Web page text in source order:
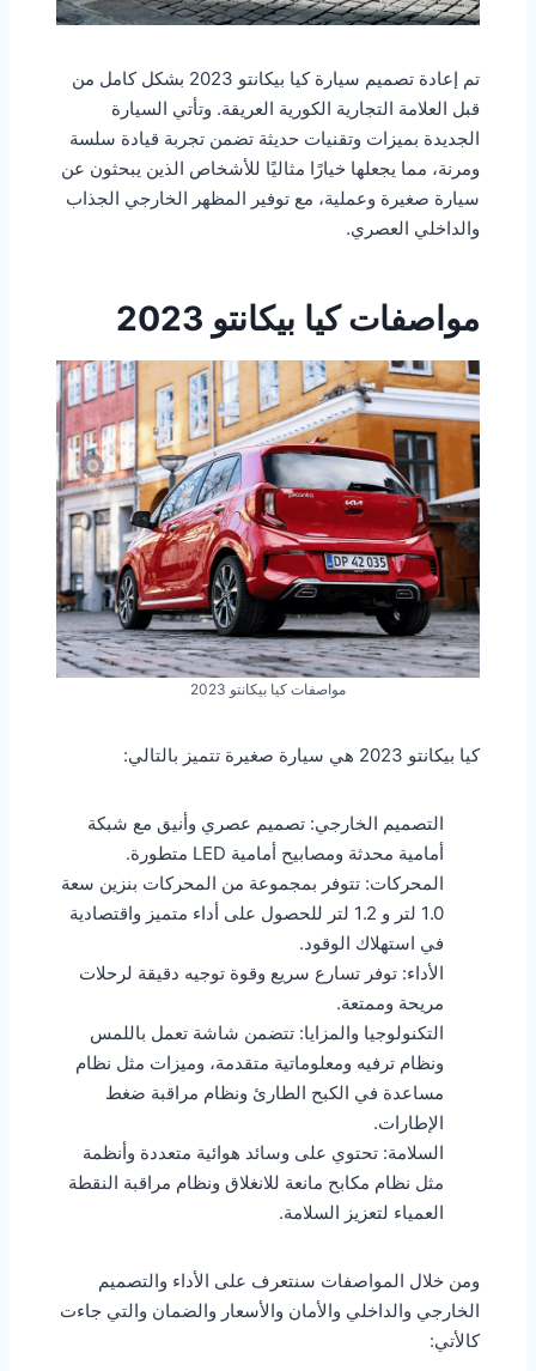
تم إعادة تصميم سيارة كيا بيكانتو 2023 بشكل كامل من
قبل العلامة التجارية الكورية العريقة. وتأتي السيارة
الجديدة بميزات وتقنيات حديثة تضمن تجربة قيادة سلسة
ومرنة، مما يجعلها خيارًا مثاليًا للأشخاص الذين يبحثون عن
سيارة صغيرة وعملية، مع توفير المظهر الخارجي الجذاب
والداخلي العصري.
مواصفات كيا بيكانتو 2023
مواصفات كيا بيكانتو 2023
كيا بيكانتو 2023 هي سيارة صغيرة تتميز بالتالي:
التصميم الخارجي: تصميم عصري وأنيق مع شبكة
أمامية محدثة ومصابيح أمامية LED متطورة.
المحركات: تتوفر بمجموعة من المحركات بنزين سعة
1.0 لتر و 1.2 لتر للحصول على أداء متميز واقتصادية
في استهلاك الوقود.
الأداء: توفر تسارع سريع وقوة توجيه دقيقة لرحلات
مريحة وممتعة.
التكنولوجيا والمزايا: تتضمن شاشة تعمل باللمس
ونظام ترفيه ومعلوماتية متقدمة، وميزات مثل نظام
مساعدة في الكبح الطارئ ونظام مراقبة ضغط
الإطارات.
السلامة: تحتوي على وسائد هوائية متعددة وأنظمة
مثل نظام مكابح مانعة للانغلاق ونظام مراقبة النقطة
العمياء لتعزيز السلامة.
ومن خلال المواصفات سنتعرف على الأداء والتصميم
الخارجي والداخلي والأمان والأسعار والضمان والتي جاءت
كالأتي: